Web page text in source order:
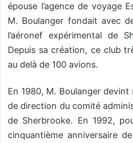
épouse l’agence de voyage
M. Boulanger fondait avec
l’aéronef expérimental de
Depuis sa création, ce club
au delà de 100 avions.
En 1980, M. Boulanger devint
de direction du comité
de Sherbrooke. En 1992,
cinquantième anniversaire